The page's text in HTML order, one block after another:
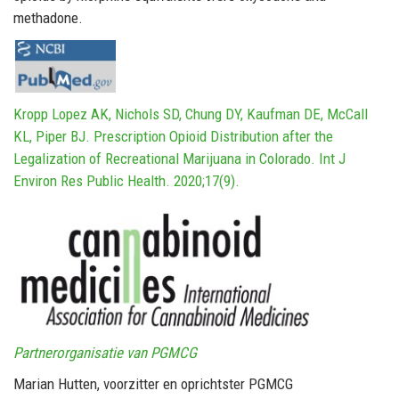
methadone.
Kropp Lopez AK, Nichols SD, Chung DY, Kaufman DE, McCall
KL, Piper BJ. Prescription Opioid Distribution after the
Legalization of Recreational Marijuana in Colorado. Int J
Environ Res Public Health. 2020;17(9).
Partnerorganisatie van PGMCG
Marian Hutten, voorzitter en oprichtster PGMCG